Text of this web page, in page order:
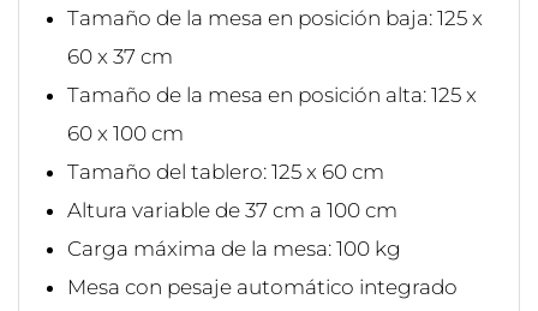
Tamaño de la mesa en posición baja: 125 x
60 x 37 cm
Tamaño de la mesa en posición alta: 125 x
60 x 100 cm
Tamaño del tablero: 125 x 60 cm
Altura variable de 37 cm a 100 cm
Carga máxima de la mesa: 100 kg
Mesa con pesaje automático integrado